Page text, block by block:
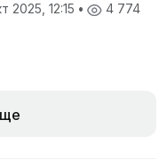
2025, 12:15 • 4 774